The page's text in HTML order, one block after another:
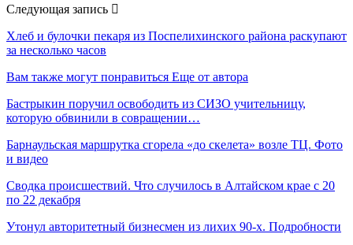
Следующая запись
Хлеб и булочки пекаря из Поспелихинского района раскупают
за несколько часов
Вам также могут понравиться Еще от автора
Бастрыкин поручил освободить из СИЗО учительницу,
которую обвинили в совращении…
Барнаульская маршрутка сгорела «до скелета» возле ТЦ. Фото
и видео
Сводка происшествий. Что случилось в Алтайском крае с 20
по 22 декабря
Утонул авторитетный бизнесмен из лихих 90-х. Подробности